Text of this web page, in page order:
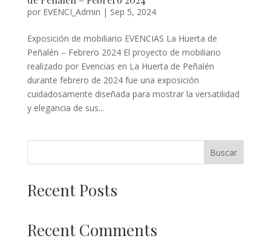
por EVENCI_Admin | Sep 5, 2024
Exposición de mobiliario EVENCIAS La Huerta de
Peñalén – Febrero 2024 El proyecto de mobiliario
realizado por Evencias en La Huerta de Peñalén
durante febrero de 2024 fue una exposición
cuidadosamente diseñada para mostrar la versatilidad
y elegancia de sus...
Buscar
Recent Posts
Recent Comments